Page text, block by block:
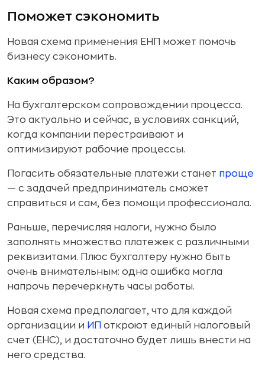
Поможет сэкономить
Новая схема применения ЕНП может помочь
бизнесу сэкономить.
Каким образом?
На бухгалтерском сопровождении процесса.
Это актуально и сейчас, в условиях санкций,
когда компании перестраивают и
оптимизируют рабочие процессы.
Погасить обязательные платежи станет проще
— с задачей предприниматель сможет
справиться и сам, без помощи профессионала.
Раньше, перечисляя налоги, нужно было
заполнять множество платежек с различными
реквизитами. Плюс бухгалтеру нужно быть
очень внимательным: одна ошибка могла
напрочь перечеркнуть часы работы.
Новая схема предполагает, что для каждой
организации и ИП откроют единый налоговый
счет (ЕНС), и достаточно будет лишь внести на
него средства.